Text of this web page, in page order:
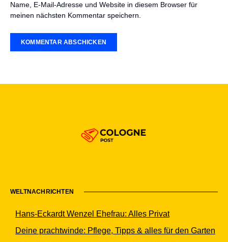
Name, E-Mail-Adresse und Website in diesem Browser für
meinen nächsten Kommentar speichern.
WELTNACHRICHTEN
Hans-Eckardt Wenzel Ehefrau: Alles Privat
Deine prachtwinde: Pflege, Tipps & alles für den Garten